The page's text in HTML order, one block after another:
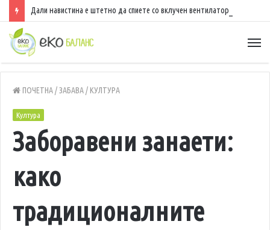
Дали навистина е штетно да спиете со вклучен вентилатор?
ПОЧЕТНА/ЗАБАВА/ КУЛТУРА
Култура
Заборавени занаети:
како
традиционалните